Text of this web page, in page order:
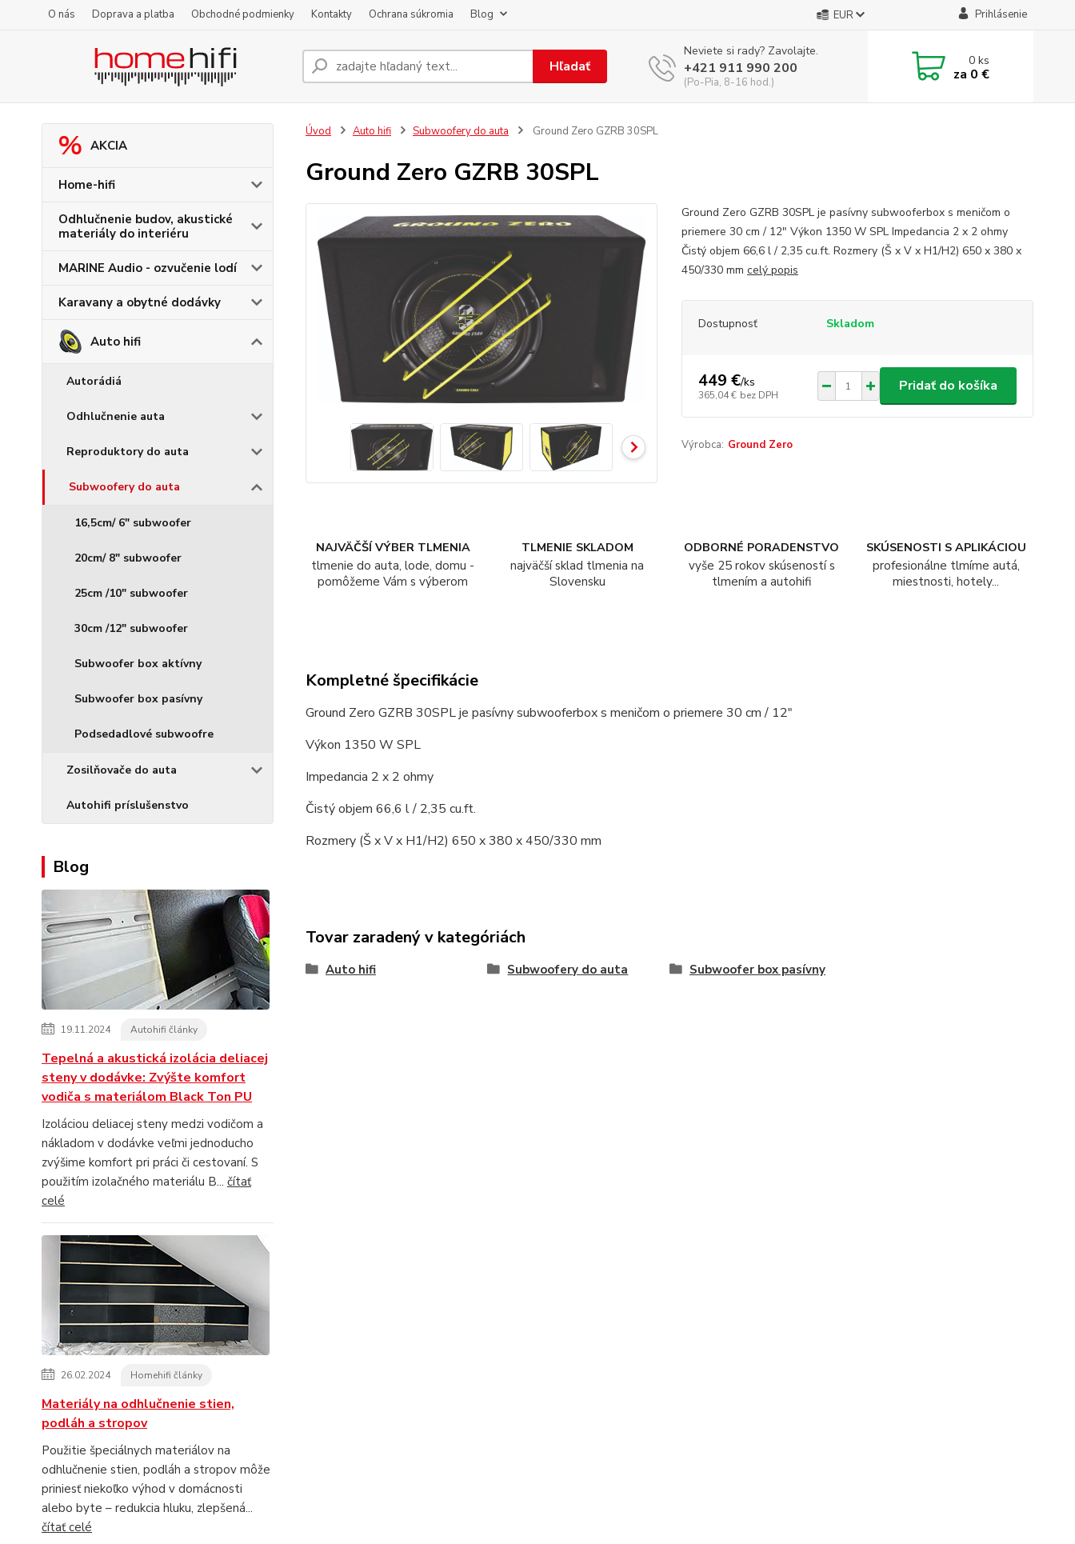
O nás Doprava a platba Obchodné podmienky Kontakty Ochrana súkromia Blog EUR Prihlásenie
Hľadať
Neviete si rady? Zavolajte.
+421 911 990 200
(Po-Pia, 8-16 hod.)
0ks
za 0 €
AKCIA
Home-hifi
Odhlučnenie budov, akustické
materiály do interiéru
MARINE Audio - ozvučenie lodí
Karavany a obytné dodávky
Auto hifi
Autorádiá
Odhlučnenie auta
Reproduktory do auta
Subwoofery do auta
16,5cm/ 6" subwoofer
20cm/ 8" subwoofer
25cm /10" subwoofer
30cm /12" subwoofer
Subwoofer box aktívny
Subwoofer box pasívny
Podsedadlové subwoofre
Zosilňovače do auta
Autohifi príslušenstvo
Blog
19.11.2024 Autohifi články
Tepelná a akustická izolácia deliacej
steny v dodávke: Zvýšte komfort
vodiča s materiálom Black Ton PU
Izoláciou deliacej steny medzi vodičom a
nákladom v dodávke veľmi jednoducho
zvýšime komfort pri práci či cestovaní. S
použitím izolačného materiálu B... čítať
celé
26.02.2024 Homehifi články
Materiály na odhlučnenie stien,
podláh a stropov
Použitie špeciálnych materiálov na
odhlučnenie stien, podláh a stropov môže
priniesť niekoľko výhod v domácnosti
alebo byte – redukcia hluku, zlepšená...
čítať celé
Úvod Auto hifi Subwoofery do auta Ground Zero GZRB 30SPL
Ground Zero GZRB 30SPL
Ground Zero GZRB 30SPL je pasívny subwooferbox s meničom o
priemere 30 cm / 12″ Výkon 1350 W SPL Impedancia 2 x 2 ohmy
Čistý objem 66,6 l / 2,35 cu.ft. Rozmery (Š x V x H1/H2) 650 x 380 x
450/330 mm celý popis
Dostupnosť Skladom
449 €/ks
365,04 € bez DPH
Pridať do košíka
Výrobca: Ground Zero
NAJVÄČŠÍ VÝBER TLMENIA
tlmenie do auta, lode, domu -
pomôžeme Vám s výberom
TLMENIE SKLADOM
najväčší sklad tlmenia na
Slovensku
ODBORNÉ PORADENSTVO
vyše 25 rokov skúseností s
tlmením a autohifi
SKÚSENOSTI S APLIKÁCIOU
profesionálne tlmíme autá,
miestnosti, hotely...
Kompletné špecifikácie
Ground Zero GZRB 30SPL je pasívny subwooferbox s meničom o priemere 30 cm / 12″
Výkon 1350 W SPL
Impedancia 2 x 2 ohmy
Čistý objem 66,6 l / 2,35 cu.ft.
Rozmery (Š x V x H1/H2) 650 x 380 x 450/330 mm
Tovar zaradený v kategóriách
Auto hifi Subwoofery do auta Subwoofer box pasívny